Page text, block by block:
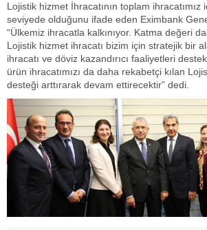
Lojistik hizmet İhracatının toplam ihracatımız
seviyede olduğunu ifade eden Eximbank
“Ülkemiz ihracatla kalkınıyor. Katma değeri
Lojistik hizmet ihracatı bizim için stratejik bir
ihracatı ve döviz kazandırıcı faaliyetleri
ürün ihracatımızı da daha rekabetçi kılan
desteği arttırarak devam ettirecektir” dedi.